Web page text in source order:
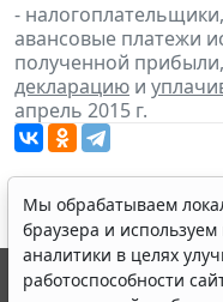
-
авансовые платежи
полученной прибыли,
декларацию и
апрель 2015 г.
Мы обрабатываем
браузера и
аналитики в целях
работоспособности